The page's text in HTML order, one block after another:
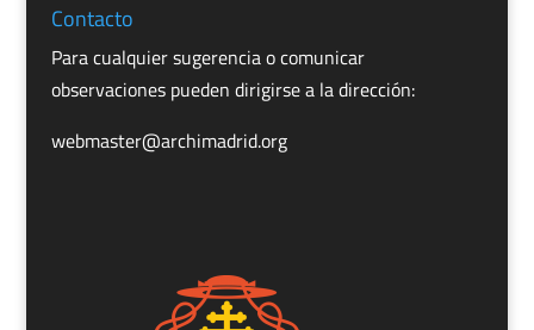
Contacto
Para cualquier sugerencia o comunicar
observaciones pueden dirigirse a la dirección:
webmaster@archimadrid.org